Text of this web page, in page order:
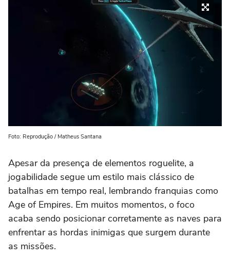
Foto: Reprodução / Matheus Santana
Apesar da presença de elementos roguelite, a
jogabilidade segue um estilo mais clássico de
batalhas em tempo real, lembrando franquias como
Age of Empires. Em muitos momentos, o foco
acaba sendo posicionar corretamente as naves para
enfrentar as hordas inimigas que surgem durante
as missões.